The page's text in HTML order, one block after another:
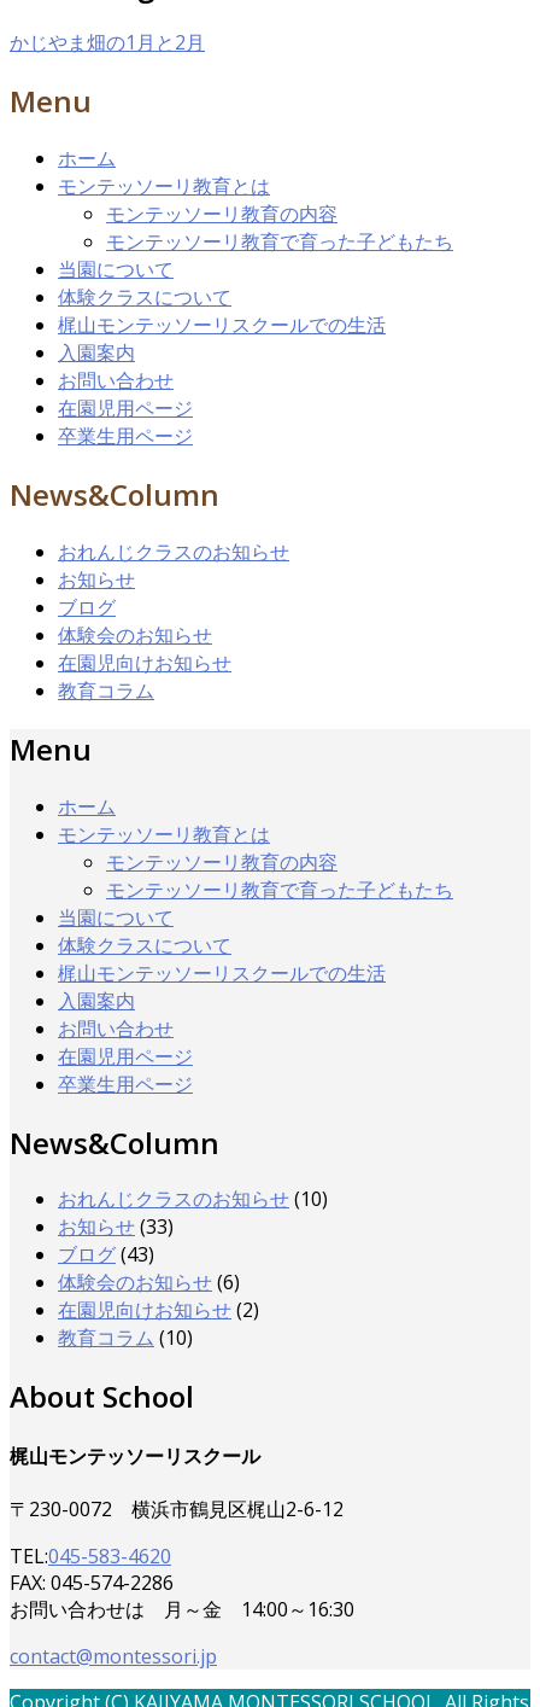
かじやま畑の1月と2月
Menu
ホーム
モンテッソーリ教育とは
モンテッソーリ教育の内容
モンテッソーリ教育で育った子どもたち
当園について
体験クラスについて
梶山モンテッソーリスクールでの生活
入園案内
お問い合わせ
在園児用ページ
卒業生用ページ
News&Column
おれんじクラスのお知らせ
お知らせ
ブログ
体験会のお知らせ
在園児向けお知らせ
教育コラム
Menu
ホーム
モンテッソーリ教育とは
モンテッソーリ教育の内容
モンテッソーリ教育で育った子どもたち
当園について
体験クラスについて
梶山モンテッソーリスクールでの生活
入園案内
お問い合わせ
在園児用ページ
卒業生用ページ
News&Column
おれんじクラスのお知らせ(10)
お知らせ(33)
ブログ(43)
体験会のお知らせ(6)
在園児向けお知らせ(2)
教育コラム (10)
About School
梶山モンテッソーリスクール
〒230-0072 横浜市鶴見区梶山2-6-12
TEL:045-583-4620
FAX: 045-574-2286
お問い合わせは 月～金 14:00～16:30
contact@montessori.jp